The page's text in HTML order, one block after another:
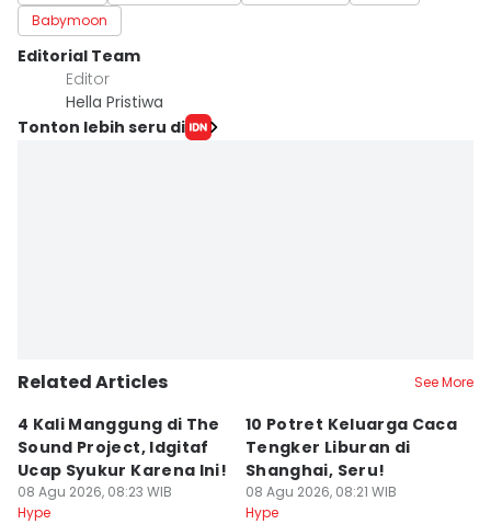
Babymoon
Editorial Team
Editor
Hella Pristiwa
Tonton lebih seru di
Related Articles See More
4 Kali Manggung di The
Sound Project, Idgitaf
Ucap Syukur Karena Ini!
08 Agu 2026, 08:23 WIB
Hype
10 Potret Keluarga Caca
Tengker Liburan di
Shanghai, Seru!
08 Agu 2026, 08:21 WIB
Hype